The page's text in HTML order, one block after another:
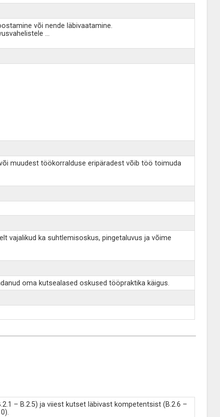
või nende läbivaatamine.
...
muudest töökorralduse eripäradest võib töö toimuda
vajalikud ka suhtlemisoskus, pingetaluvus ja võime
oma kutsealased oskused tööpraktika käigus.
– B.2.5) ja viiest kutset läbivast kompetentsist (B.2.6 –